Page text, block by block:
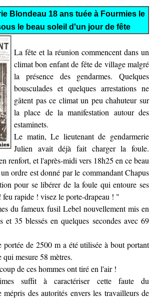
Blondeau 18 ans tuée à Fourmies le
le beau soleil d'un jour de fête
La fête et la réunion commencent dans un
climat bon enfant de fête de village malgré
la présence des gendarmes. Quelques
bousculades et quelques arrestations ne
gâtent pas ce climat un peu chahuteur sur
la place de la manifestation autour des
estaminets.
Le matin, Le lieutenant de gendarmerie
Julien avait déjà fait charger la foule.
renfort, et l'après-midi vers 18h25 en ce beau
ordre est donné par le commandant Chapus
pour se libérer de la foule qui entoure ses
rapide ! visez le porte-drapeau ! "
du fameux fusil Lebel nouvellement mis en
et 35 blessés en quelques secondes avec 69
portée de 2500 m a été utilisée à bout portant
mesure 58 mètres.
de ces hommes ont tiré en l'air !
suffit à caractériser cette faute du
mépris des autorités envers les travailleurs de